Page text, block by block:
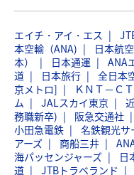
エイチ・アイ・エス
本空輸（ANA)
日本航
本）
日本通運 ANA
道
日本旅行 全日本
京メトロ]
ＫＮＴ－Ｃ
ム
JALスカイ東京
務職新卒)
阪急交通社
小田急電鉄
名鉄観光サ
アーズ
商船三井
海パッセンジャーズ
日
道
JTBトラベランド